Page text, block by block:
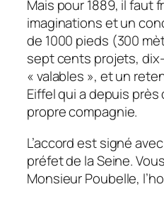
Mais pour 1889, il faut
imaginations et un
de 1000 pieds (300
sept cents projets,
« valables », et un
Eiffel qui a depuis
propre compagnie.
L’accord est signéavec
préfet de la Seine.
Monsieur Poubelle,